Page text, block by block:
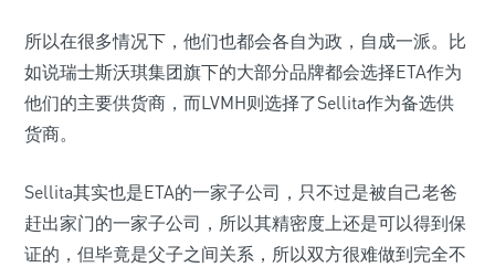
所以在很多情况下，他们也都会各自为政，自成一派。比
如说瑞士斯沃琪集团旗下的大部分品牌都会选择ETA作为
他们的主要供货商，而LVMH则选择了Sellita作为备选供
货商。
Sellita其实也是ETA的一家子公司，只不过是被自己老爸
赶出家门的一家子公司，所以其精密度上还是可以得到保
证的，但毕竟是父子之间关系，所以双方很难做到完全不